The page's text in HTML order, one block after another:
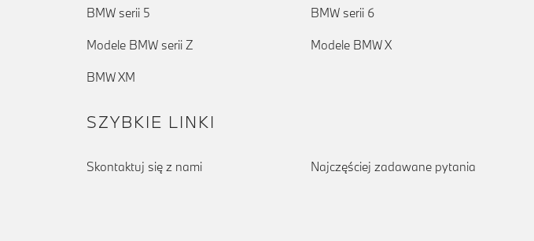
BMW serii 5 BMW serii 6
Modele BMW serii Z Modele BMW X
BMW XM
SZYBKIE LINKI
Skontaktuj się z nami Najczęściej zadawane pytania